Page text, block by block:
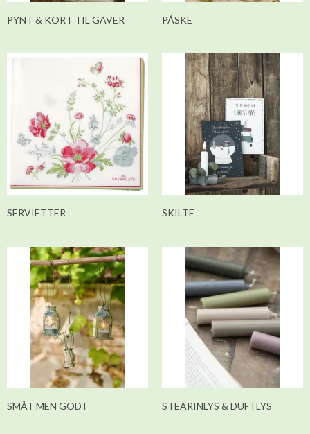
PYNT & KORT TIL GAVER PÅSKE
SERVIETTER SKILTE
SMÅT MEN GODT STEARINLYS & DUFTLYS